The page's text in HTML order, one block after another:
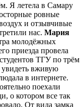
Я летела в Самару
ровные
и отзывчивые
нас. Мария
молодёжных
приезда провела
ТГУ по трём
увидеть вживую
в интернете.
поехали
о котором все так
От вида замка